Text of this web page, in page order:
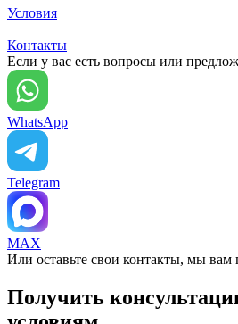
Условия
Контакты
Если у вас есть вопросы или
WhatsApp
Telegram
MAX
Или оставьте свои контакты, мы вам
Получить